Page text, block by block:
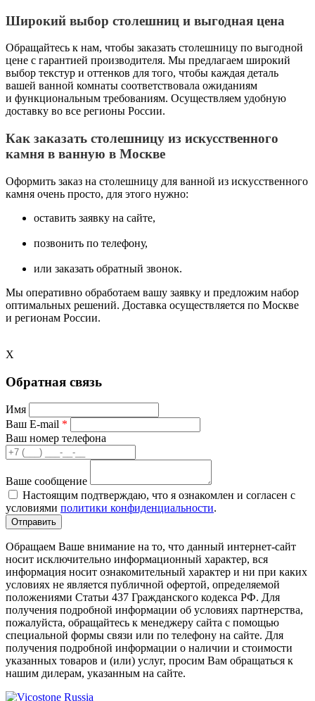
Широкий выбор столешниц и выгодная цена
Обращайтесь к нам, чтобы заказать столешницу по выгодной
цене с гарантией производителя. Мы предлагаем широкий
выбор текстур и оттенков для того, чтобы каждая деталь
вашей ванной комнаты соответствовала ожиданиям
и функциональным требованиям. Осуществляем удобную
доставку во все регионы России.
Как заказать столешницу из искусственного
камня в ванную в Москве
Оформить заказ на столешницу для ванной из искусственного
камня очень просто, для этого нужно:
оставить заявку на сайте,
позвонить по телефону,
или заказать обратный звонок.
Мы оперативно обработаем вашу заявку и предложим набор
оптимальных решений. Доставка осуществляется по Москве
и регионам России.
X
Обратная связь
Имя
Ваш E-mail *
Ваш номер телефона
Ваше сообщение
Настоящим подтверждаю, что я ознакомлен и согласен с
условиями политики конфиденциальности.
Обращаем Ваше внимание на то, что данный интернет-сайт
носит исключительно информационный характер, вся
информация носит ознакомительный характер и ни при каких
условиях не является публичной офертой, определяемой
положениями Статьи 437 Гражданского кодекса РФ. Для
получения подробной информации об условиях партнерства,
пожалуйста, обращайтесь к менеджеру сайта с помощью
специальной формы связи или по телефону на сайте. Для
получения подробной информации о наличии и стоимости
указанных товаров и (или) услуг, просим Вам обращаться к
нашим дилерам, указанным на сайте.